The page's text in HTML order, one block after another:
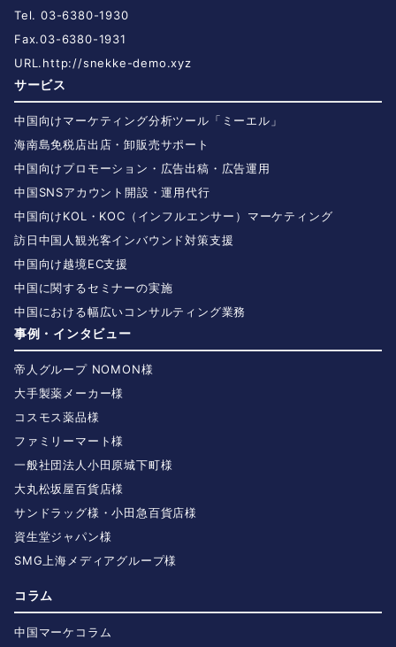
Tel. 03-6380-1930
Fax.03-6380-1931
URL.http://snekke-demo.xyz
サービス
中国向けマーケティング分析ツール「ミーエル」
海南島免税店出店・卸販売サポート
中国向けプロモーション・広告出稿・広告運用
中国SNSアカウント開設・運用代行
中国向けKOL・KOC（インフルエンサー）マーケティング
訪日中国人観光客インバウンド対策支援
中国向け越境EC支援
中国に関するセミナーの実施
中国における幅広いコンサルティング業務
事例・インタビュー
帝人グループ NOMON様
大手製薬メーカー様
コスモス薬品様
ファミリーマート様
一般社団法人小田原城下町様
大丸松坂屋百貨店様
サンドラッグ様・小田急百貨店様
資生堂ジャパン様
SMG上海メディアグループ様
コラム
中国マーケコラム